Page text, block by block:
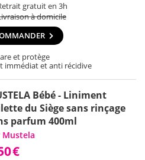
gratuit en 3h
à domicile
et protège
immédiat et anti récidive
Bébé - Liniment
du Siège sans rinçage
parfum 400ml
Mustela
€